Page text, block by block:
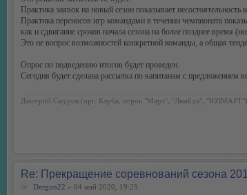
Практика заявок на новый сезон показывает
Практика переносов игр командами в течении чемпионата
как и сдвигание сроков начала сезона на более позднее время
Это не вопрос возможностей конкретной команды, а общая
Опрос по подведению итогов будет проведен.
Сегодня будет сделана рассылка по капитанам с предложением
Дмитрий Смуров (орг. Клуба, игрок "Март", "Лямбда", "ЮЛМАРТ")
Re: Прекращение соревнований сезона
Dergun22 » 04 май 2020, 19:25